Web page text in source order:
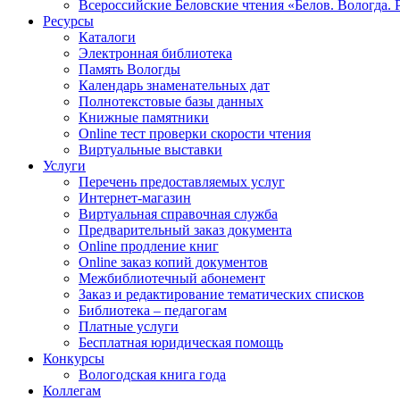
Всероссийские Беловские чтения «Белов. Вологда.
Ресурсы
Каталоги
Электронная библиотека
Память Вологды
Календарь знаменательных дат
Полнотекстовые базы данных
Книжные памятники
Online тест проверки скорости чтения
Виртуальные выставки
Услуги
Перечень предоставляемых услуг
Интернет-магазин
Виртуальная справочная служба
Предварительный заказ документа
Online продление книг
Online заказ копий документов
Межбиблиотечный абонемент
Заказ и редактирование тематических списков
Библиотека – педагогам
Платные услуги
Бесплатная юридическая помощь
Конкурсы
Вологодская книга года
Коллегам